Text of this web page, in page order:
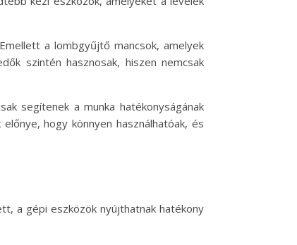
a lombgyűjtő mancsok, amelyek
szintén hasznosak, hiszen nemcsak
segítenek a munka hatékonyságának
hogy könnyen használhatóak, és
a gépi eszközök nyújthatnak hatékony